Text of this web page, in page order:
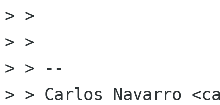
> >
> >
> > --
> > Carlos Navarro